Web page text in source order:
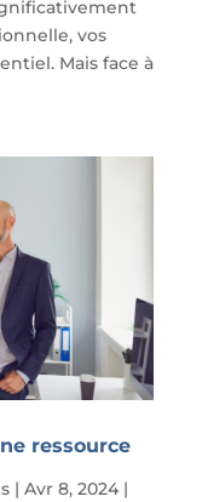
vos
Mais face à
ressource
| Avr 8, 2024|